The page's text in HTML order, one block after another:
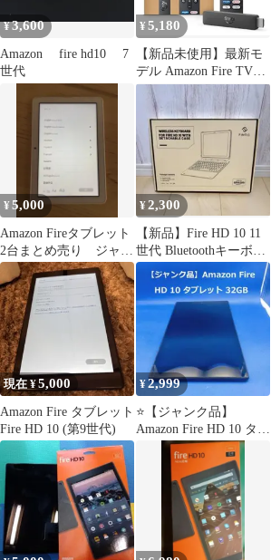
¥3,600
Amazon fire hd10 7
世代
¥ 5,180
【新品未使用】最新モ
デル Amazon Fire TV
Stick HD | 大画面でフル
HDの楽しさを簡単に |
ストリーミングメディ
アプレイヤー
¥5,000
Amazon Fireタブレット
2台まとめ売り ジャン
ク
¥2,300
【新品】Fire HD 10 11
世代 Bluetoothキーボー
ド付きカバー
現在 ¥5,000
Amazon Fire タブレット
Fire HD 10 (第9世代)
¥2,999
⭐️【ジャンク品】
Amazon Fire HD 10 タブ
レット 32GB